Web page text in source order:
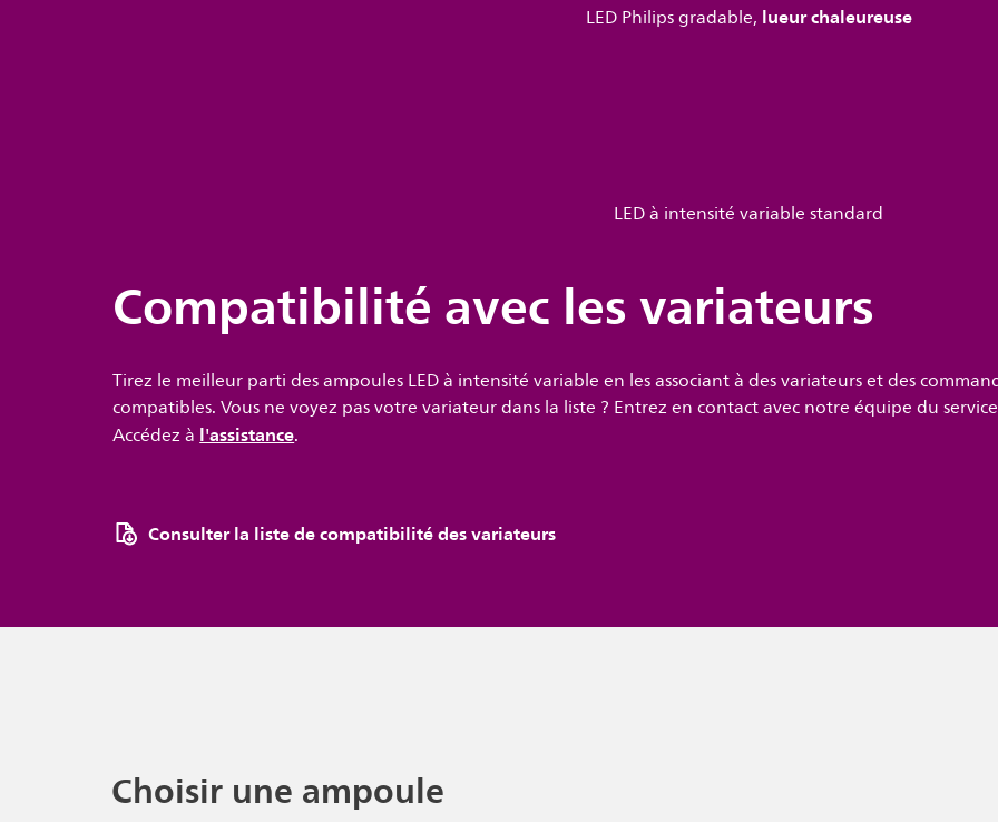
LED Philips gradable, lueur chaleureuse
LED à intensité variable standard
Compatibilité avec les variateurs
Tirez le meilleur parti des ampoules LED à intensité variable en les associant à des variateurs et des
compatibles. Vous ne voyez pas votre variateur dans la liste ? Entrez en contact avec notre équipe du
Accédez àl'assistance.
Consulter la liste de compatibilité des variateurs
Choisir une ampoule